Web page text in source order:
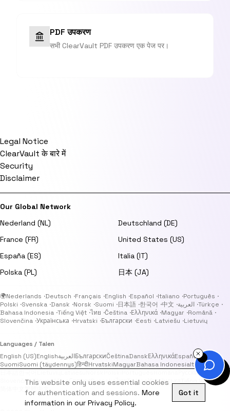
PDF उपकरण
सभी ClearVault PDF उपकरण एक पेज पर।
Legal Notice
ClearVault के बारे में
Security
Disclaimer
Our Global Network
Nederland (NL)
Deutschland (DE)
France (FR)
United States (US)
España (ES)
Italia (IT)
Polska (PL)
日本 (JA)
🌍Nederlands ·Deutsch ·Français ·English ·Español ·Italiano ·Português ·
Polski ·Svenska ·Dansk ·Norsk ·Suomi ·日本語 ·한국어 ·中文 ·العربية ·Türkçe ·
Bahasa Indonesia ·Tiếng Việt ·ไทย ·Čeština ·Ελληνικά ·Magyar ·Română ·
Slovenčina ·Українська ·Hrvatski ·Български ·Eesti ·Latviešu ·Lietuvių
Languages / Talen
English (US)EnglishالعربيةБългарскиČeštinaDanskΕλληνικάEspañolEesti
SuomiSuomi (täydennys)हिन्दीHrvatskiMagyarBahasa IndonesiaItaliano
Русский
SlovenčinaSlovenščinaСрпскиSvenskaไทยTürkçeУкраїнська
Tiếng Việt
繁體中文
This website only uses essential cookies
for authentication and sessions. More
information in our Privacy Policy.
Got it